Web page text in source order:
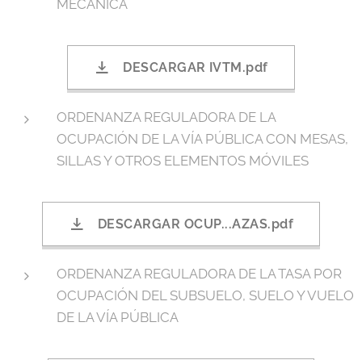
MECÁNICA
DESCARGAR IVTM.pdf
ORDENANZA REGULADORA DE LA
OCUPACIÓN DE LA VÍA PÚBLICA CON MESAS,
SILLAS Y OTROS ELEMENTOS MÓVILES
DESCARGAR OCUP...AZAS.pdf
ORDENANZA REGULADORA DE LA TASA POR
OCUPACIÓN DEL SUBSUELO, SUELO Y VUELO
DE LA VÍA PÚBLICA